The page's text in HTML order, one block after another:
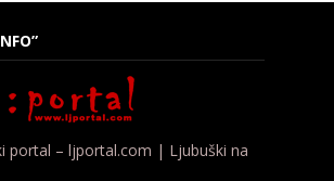
portal – ljportal.com | Ljubuški na